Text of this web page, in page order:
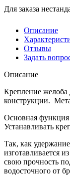
Для заказа
Описание
Отзывы
Задать
Описание
Крепление желоба
конструкции.
Основная функция
Устанавливать
Так, как
изготавливается
свою прочность
водосточного от